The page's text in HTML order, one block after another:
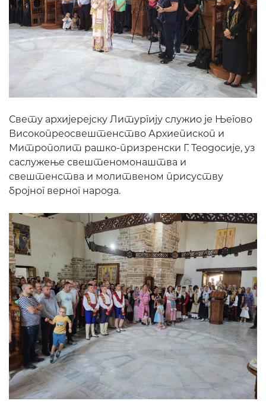
Свету архијерејску Литургију служио је Његово
Високопреосвештенство Архиепископ и
Митрополит рашко-призренски Г. Теодосије, уз
саслужење свештеномонаштва и
свештенства и молитвеном присуству
бројног верног народа.